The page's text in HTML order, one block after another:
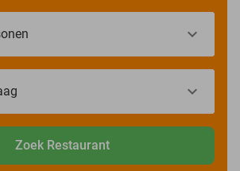
Zoek Restaurant